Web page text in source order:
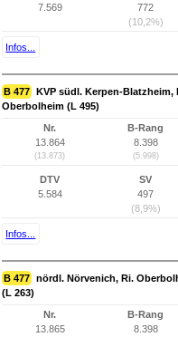
7.569
772
(10,2%)
Infos...
B 477 KVP südl. Kerpen-Blatzheim,
Oberbolheim (L 495)
Nr.
13.864
(13.873)
B-Rang
8.398
(5.998)
DTV
5.584
SV
497
(8,9%)
Infos...
B 477 nördl. Nörvenich, Ri.
(L 263)
Nr.
13.865
B-Rang
8.398